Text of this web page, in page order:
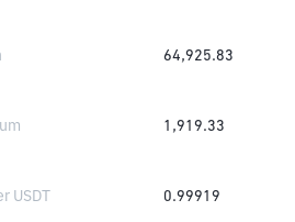
64,925.83
1,919.33
USDT 0.99919